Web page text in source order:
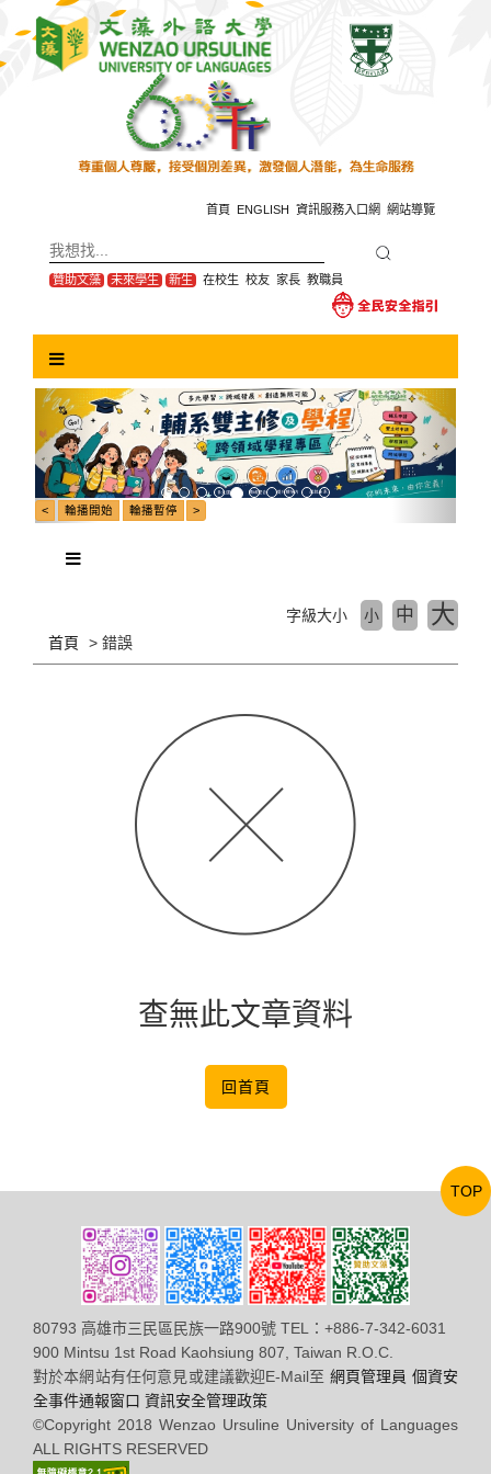
主
首頁 ENGLISH 資訊服務入口網 網站導覽
贊助文藻 未來學生 新生 在校生 校友 家長 教職員
Previous Next
首頁 錯誤
字級大小 小 中 大
查無此文章資料
回首頁
80793 高雄市三民區民族一路900號 TEL：+886-7-342-6031
900 Mintsu 1st Road Kaohsiung 807, Taiwan R.O.C.
對於本網站有任何意見或建議歡迎E-Mail至 網頁管理員 個資安
全事件通報窗口 資訊安全管理政策
©Copyright 2018 Wenzao Ursuline University of Languages
ALL RIGHTS RESERVED
TOP